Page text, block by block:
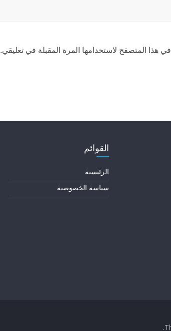
هذا المتصفح لاستخدامها المرة المقبلة في تعليقي.
القوائم
الرئيسية
سياسة الخصوصية
.